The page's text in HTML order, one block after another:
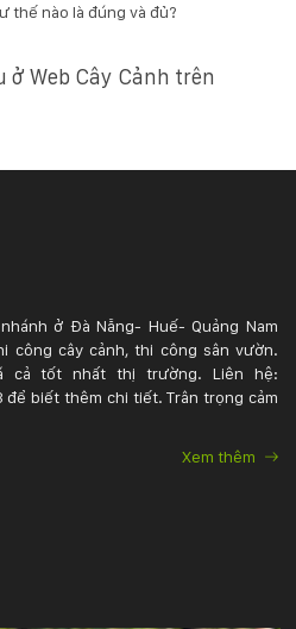
thế nào là đúng và đủ?
Web Cây Cảnh trên
ở Đà Nẵng- Huế- Quảng Nam
công cây cảnh, thi công sân vườn.
cả tốt nhất thị trường. Liên hệ:
biết thêm chi tiết. Trân trọng cảm
Xem thêm